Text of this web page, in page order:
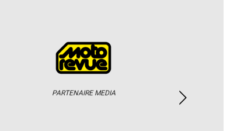
PARTENAIRE MEDIA